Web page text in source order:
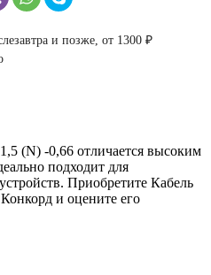
и позже, от 1300 ₽
(N) -0,66 отличается высоким
подходит для
Приобретите Кабель
и оцените его